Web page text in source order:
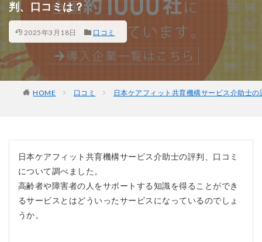
判、口コミは？
2025年3月18日 口コミ
HOME 口コミ 日本ケアフィット共育機構サービス介助士
日本ケアフィット共育機構サービス介助士の評判、口コミ
について調べました。
高齢者や障害者の人をサポートする知識を得ることができ
るサービスとはどういったサービスになっているのでしょ
うか。